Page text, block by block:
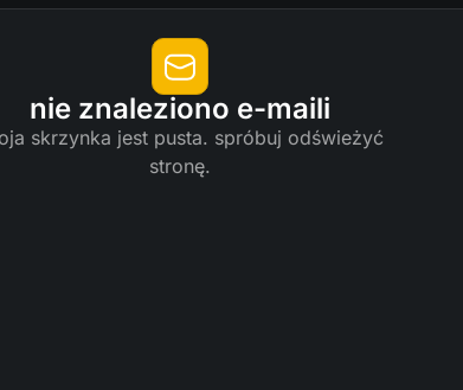
nie znaleziono e-maili
skrzynka jest pusta. spróbuj odświeżyć
stronę.